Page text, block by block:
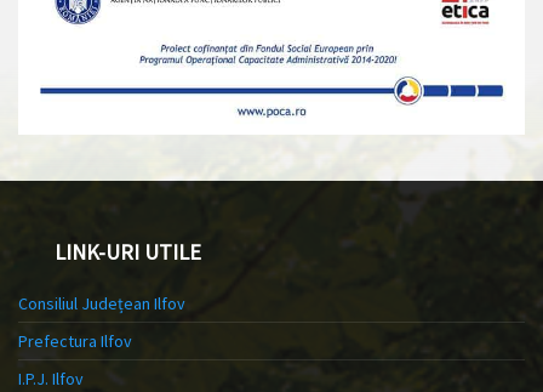
LINK-URI UTILE
Consiliul Județean Ilfov
Prefectura Ilfov
I.P.J. Ilfov